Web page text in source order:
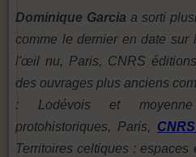
Dominique Garcia a sorti
comme le dernier en date sur
l'œil nu, Paris, CNRS
des ouvrages plus anciens
: Lodévois et
protohistoriques, Paris,
Territoires celtiques : espaces